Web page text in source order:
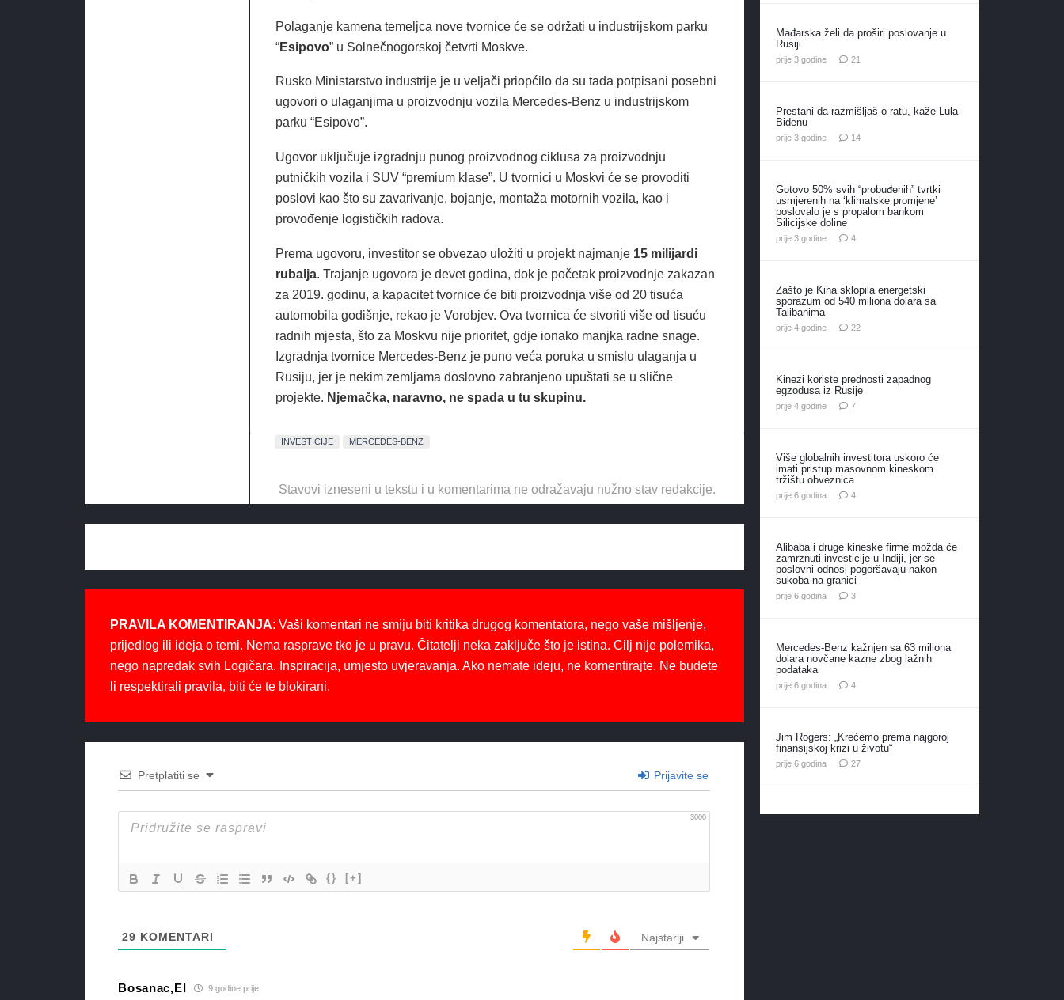
Polaganje kamena temeljca nove tvornice će se održati u industrijskom parku
“Esipovo” u Solnečnogorskoj četvrti Moskve.
Rusko Ministarstvo industrije je u veljači priopćilo da su tada potpisani posebni
ugovori o ulaganjima u proizvodnju vozila Mercedes-Benz u industrijskom
parku “Esipovo”.
Ugovor uključuje izgradnju punog proizvodnog ciklusa za proizvodnju
putničkih vozila i SUV “premium klase”. U tvornici u Moskvi će se provoditi
poslovi kao što su zavarivanje, bojanje, montaža motornih vozila, kao i
provođenje logističkih radova.
Prema ugovoru, investitor se obvezao uložiti u projekt najmanje 15 milijardi
rubalja. Trajanje ugovora je devet godina, dok je početak proizvodnje zakazan
za 2019. godinu, a kapacitet tvornice će biti proizvodnja više od 20 tisuća
automobila godišnje, rekao je Vorobjev. Ova tvornica će stvoriti više od tisuću
radnih mjesta, što za Moskvu nije prioritet, gdje ionako manjka radne snage.
Izgradnja tvornice Mercedes-Benz je puno veća poruka u smislu ulaganja u
Rusiju, jer je nekim zemljama doslovno zabranjeno upuštati se u slične
projekte. Njemačka, naravno, ne spada u tu skupinu.
INVESTICIJE MERCEDES-BENZ
Stavovi izneseni u tekstu i u komentarima ne odražavaju nužno stav redakcije.
PRAVILA KOMENTIRANJA: Vaši komentari ne smiju biti kritika drugog komentatora, nego vaše mišljenje,
prijedlog ili ideja o temi. Nema rasprave tko je u pravu. Čitatelji neka zaključe što je istina. Cilj nije polemika,
nego napredak svih Logičara. Inspiracija, umjesto uvjeravanja. Ako nemate ideju, ne komentirajte. Ne budete
li respektirali pravila, biti će te blokirani.
Pretplatiti se Prijavite se
3000
{} [+]
29 KOMENTARI Najstariji
Bosanac,El 9 godine prije
Mađarska želi da proširi poslovanje u
Rusiji
prije 3 godine 21
Prestani da razmišljaš o ratu, kaže Lula
Bidenu
prije 3 godine 14komentara
Gotovo 50% svih “probuđenih” tvrtki
usmjerenih na ‘klimatske promjene’
poslovalo je s propalom bankom
Silicijske doline
prije 3 godine 4komentara
Zašto je Kina sklopila energetski
sporazum od 540 miliona dolara sa
Talibanima
prije 4 godine 22komentara
Kinezi koriste prednosti zapadnog
egzodusa iz Rusije
prije 4 godine 7komentara
Više globalnih investitora uskoro će
imati pristup masovnom kineskom
tržištu obveznica
prije 6 godina 4komentara
Alibaba i druge kineske firme možda će
zamrznuti investicije u Indiji, jer se
poslovni odnosi pogoršavaju nakon
sukoba na granici
prije 6 godina 3komentara
Mercedes-Benz kažnjen sa 63 miliona
dolara novčane kazne zbog lažnih
podataka
prije 6 godina 4komentara
Jim Rogers: „Krećemo prema najgoroj
finansijskoj krizi u životu“
prije 6 godina 27komentara